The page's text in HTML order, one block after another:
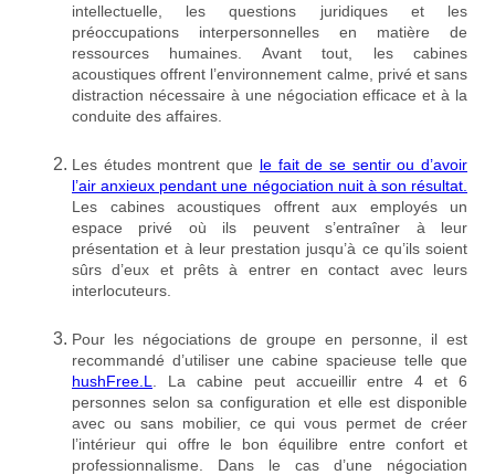
intellectuelle, les questions juridiques et les
préoccupations interpersonnelles en matière de
ressources humaines. Avant tout, les cabines
acoustiques offrent l’environnement calme, privé et sans
distraction nécessaire à une négociation efficace et à la
conduite des affaires.
Les études montrent que le fait de se sentir ou d’avoir
l’air anxieux pendant une négociation nuit à son résultat.
Les cabines acoustiques offrent aux employés un
espace privé où ils peuvent s’entraîner à leur
présentation et à leur prestation jusqu’à ce qu’ils soient
sûrs d’eux et prêts à entrer en contact avec leurs
interlocuteurs.
Pour les négociations de groupe en personne, il est
recommandé d’utiliser une cabine spacieuse telle que
hushFree.L
. La cabine peut accueillir entre 4 et 6
personnes selon sa configuration et elle est disponible
avec ou sans mobilier, ce qui vous permet de créer
l’intérieur qui offre le bon équilibre entre confort et
professionnalisme. Dans le cas d’une négociation